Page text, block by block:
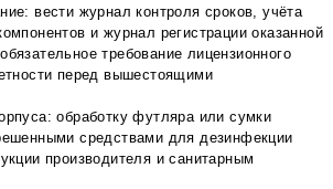
вести журнал контроля сроков, учёта
и журнал регистрации оказанной
требование лицензионного
перед вышестоящими
обработку футляра или сумки
средствами для дезинфекции
производителя и санитарным